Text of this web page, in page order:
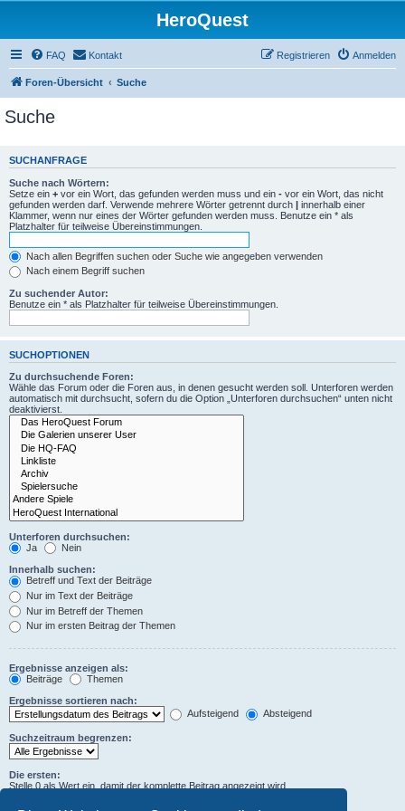
HeroQuest
FAQ Kontakt Anmelden
Registrieren
Foren-Übersicht Suche
Suche
SUCHANFRAGE
Suche nach Wörtern:
Setze ein + vor ein Wort, das gefunden werden muss und ein - vor ein Wort, das nicht
gefunden werden darf. Verwende mehrere Wörter getrennt durch | innerhalb einer
Klammer, wenn nur eines der Wörter gefunden werden muss. Benutze ein * als
Platzhalter für teilweise Übereinstimmungen.
Nach allen Begriffen suchen oder Suche wie angegeben verwenden
Nach einem Begriff suchen
Zu suchender Autor:
Benutze ein * als Platzhalter für teilweise Übereinstimmungen.
SUCHOPTIONEN
Zu durchsuchende Foren:
Wähle das Forum oder die Foren aus, in denen gesucht werden soll. Unterforen werden
automatisch mit durchsucht, sofern du die Option „Unterforen durchsuchen“ unten nicht
deaktivierst.
Unterforen durchsuchen:
Ja
Nein
Innerhalb suchen:
Betreff und Text der Beiträge
Nur im Text der Beiträge
Nur im Betreff der Themen
Nur im ersten Beitrag der Themen
Ergebnisse anzeigen als:
Beiträge
Themen
Ergebnisse sortieren nach:
Aufsteigend
Absteigend
Suchzeitraum begrenzen:
Die ersten:
Stelle 0 als Wert ein, damit der komplette Beitrag angezeigt wird.